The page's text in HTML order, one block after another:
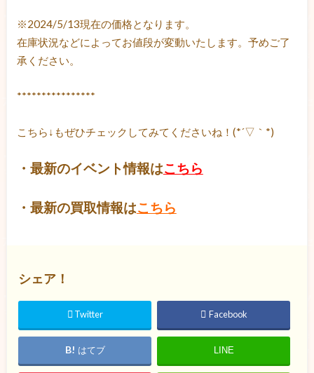
※2024/5/13現在の価格となります。
在庫状況などによってお値段が変動いたします。予めご了
承ください。
****************
こちら↓もぜひチェックしてみてくださいね！(*´▽｀*)
・最新のイベント情報はこちら
・最新の買取情報はこちら
シェア！
Twitter Facebook
はてブ LINE